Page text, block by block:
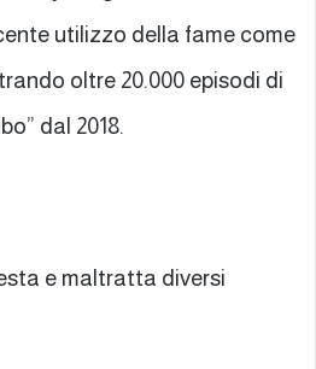
utilizzo della fame come
oltre 20.000 episodi di
dal 2018.
e maltratta diversi